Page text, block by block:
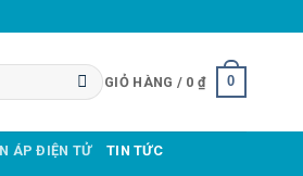
GIỎ HÀNG / 0 ₫ 0
ÁP ĐIỆN TỬ TIN TỨC